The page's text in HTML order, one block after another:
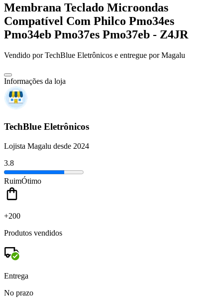
Membrana Teclado Microondas
Compatível Com Philco Pmo34es
Pmo34eb Pmo37es Pmo37eb - Z4JR
Vendido porTechBlue Eletrônicos e entregue por Magalu
Informações da loja
TechBlue Eletrônicos
Lojista Magalu desde 2024
3.8
RuimÓtimo
+200
Produtos vendidos
Entrega
No prazo